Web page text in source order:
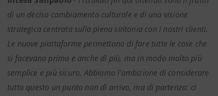
di un deciso cambiamento culturale e di una visione
strategica centrata sulla piena sintonia con i nostri clienti.
Le nuove piattaforme permettono di fare tutte le cose che
si facevano prima e anche di più, ma in modo molto più
semplice e più sicuro. Abbiamo l'ambizione di considerare
tutto questo un punto non di arrivo, ma di partenza: ci